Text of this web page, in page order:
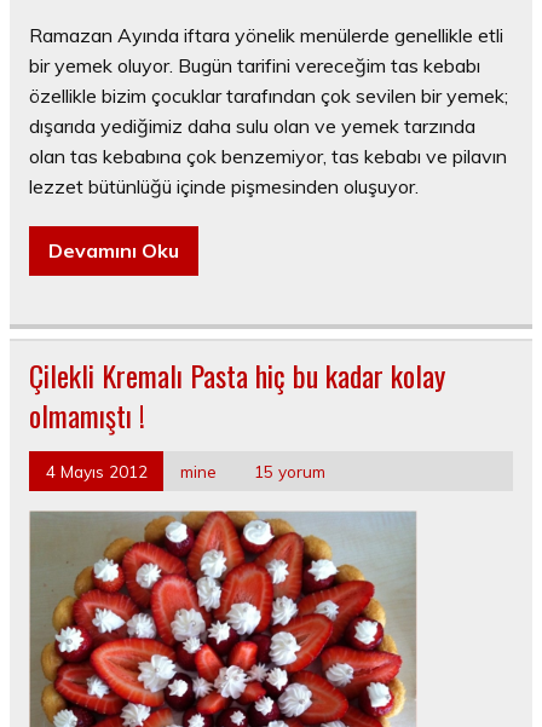
Ramazan Ayında iftara yönelik menülerde genellikle etli
bir yemek oluyor. Bugün tarifini vereceğim tas kebabı
özellikle bizim çocuklar tarafından çok sevilen bir yemek;
dışarıda yediğimiz daha sulu olan ve yemek tarzında
olan tas kebabına çok benzemiyor, tas kebabı ve pilavın
lezzet bütünlüğü içinde pişmesinden oluşuyor.
Devamını Oku
Çilekli Kremalı Pasta hiç bu kadar kolay
olmamıştı !
4 Mayıs 2012 mine 15 yorum